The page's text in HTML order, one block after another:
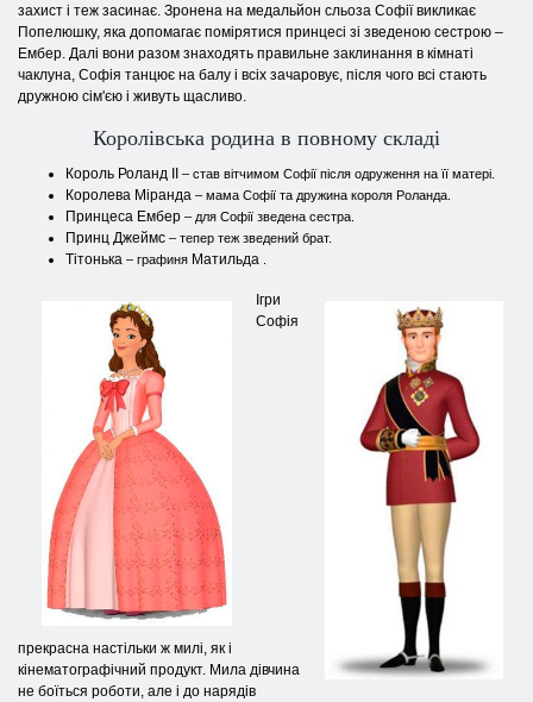
захист і теж засинає. Зронена на медальйон сльоза Софії викликає
Попелюшку, яка допомагає помірятися принцесі зі зведеною сестрою –
Ембер. Далі вони разом знаходять правильне заклинання в кімнаті
чаклуна, Софія танцює на балу і всіх зачаровує, після чого всі стають
дружною сім'єю і живуть щасливо.
Королівська родина в повному складі
Король Роланд II – став вітчимом Софії після одруження на її матері.
Королева Міранда – мама Софії та дружина короля Роланда.
Принцеса Ембер – для Софії зведена сестра.
Принц Джеймс – тепер теж зведений брат.
Тітонька – графиня Матильда
Ігри
Софія
прекрасна настільки ж милі, як і
кінематографічний продукт. Мила дівчина
не боїться роботи, але і до нарядів